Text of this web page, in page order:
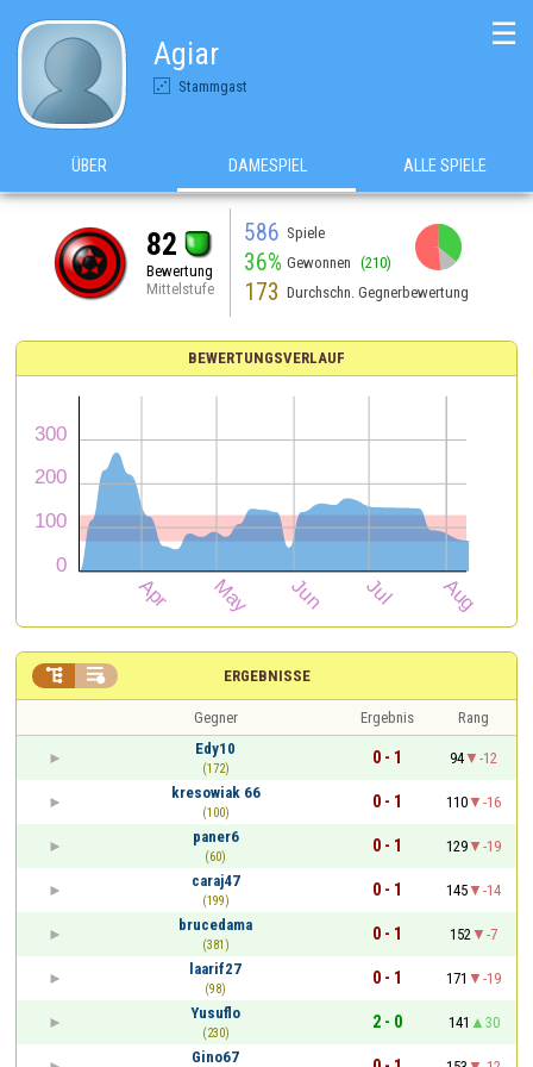
Agiar
Stammgast
☰
ÜBER DAMESPIEL ALLE SPIELE
82
Bewertung
Mittelstufe
586 Spiele
36% Gewonnen (210)
173 Durchschn. Gegnerbewertung
BEWERTUNGSVERLAUF
ERGEBNISSE
 
Gegner Ergebnis
Rang
Edy10
(172)
0 - 1 94
-12
kresowiak 66
(100)
0 - 1 110
-16
paner6
(60)
0 - 1 129
-19
caraj47
(199)
0 - 1 145
-14
brucedama
(381)
0 - 1 152
-7
laarif27
(98)
0 - 1 171
-19
Yusuflo
(230)
2 - 0 141
30
Gino67